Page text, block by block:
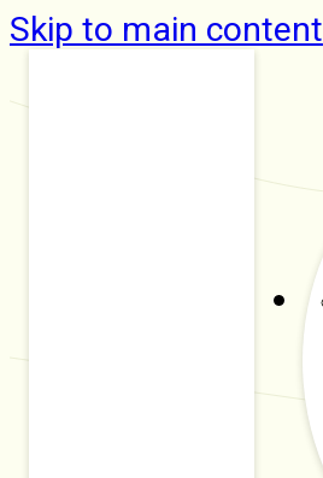
Skip to main content